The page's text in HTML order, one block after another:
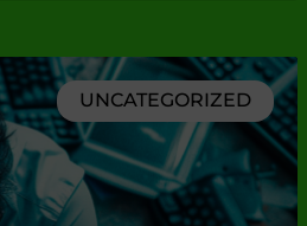
UNCATEGORIZED